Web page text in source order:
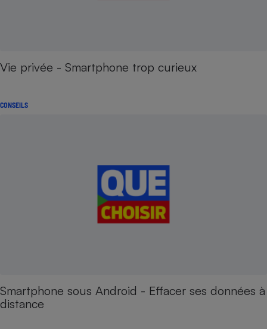
Vie privée - Smartphone trop curieux
CONSEILS
Smartphone sous Android - Effacer ses données à
distance